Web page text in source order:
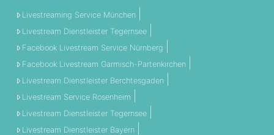
Livestreaming Service München
Livestream Dienstleister Tegernsee
Facebook Livestream Service Nürnberg
Facebook Livestream Garmisch-Partenkirchen
Livestream Dienstleister Berchtesgaden
Livestream Service Rosenheim
Livestream Dienstleister Tegernsee
Livestream Dienstleister Bayern